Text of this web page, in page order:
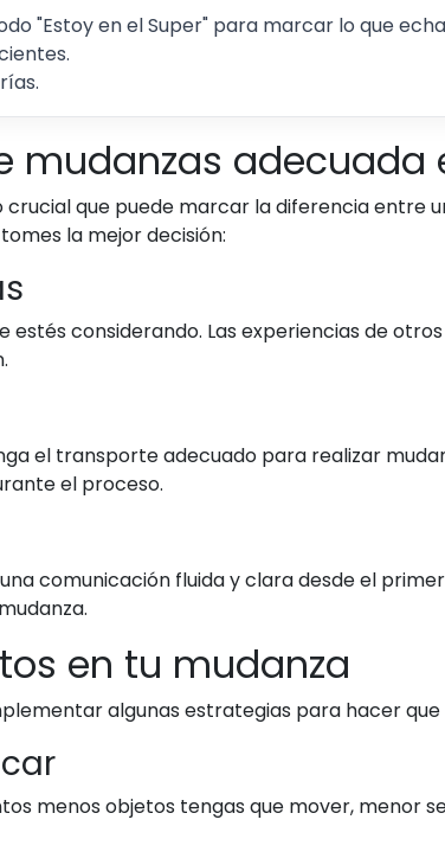
"Estoy en el Super" para marcar lo que
mudanzas adecuada
que puede marcar la diferencia entre
la mejor decisión:
considerando. Las experiencias de
el transporte adecuado para realizar
el proceso.
comunicación fluida y clara desde el
en tu mudanza
algunas estrategias para hacer que
menos objetos tengas que mover, menor